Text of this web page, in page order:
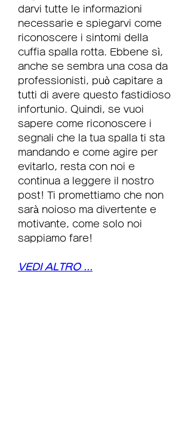
darvi tutte le informazioni
necessarie e spiegarvi come
riconoscere i sintomi della
cuffia spalla rotta. Ebbene sì,
anche se sembra una cosa da
professionisti, può capitare a
tutti di avere questo fastidioso
infortunio. Quindi, se vuoi
sapere come riconoscere i
segnali che la tua spalla ti sta
mandando e come agire per
evitarlo, resta con noi e
continua a leggere il nostro
post! Ti promettiamo che non
sarà noioso ma divertente e
motivante, come solo noi
sappiamo fare!
VEDI ALTRO ...